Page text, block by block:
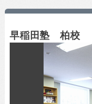
早稲田塾 柏校